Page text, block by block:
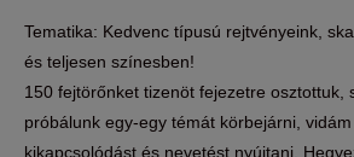
Tematika: Kedvenc típusú rejtvényeink,
és teljesen színesben!
150 fejtörőnket tizenöt fejezetre osztottuk,
próbálunk egy-egy témát körbejárni,
kikapcsolódást és nevetést nyújtani.